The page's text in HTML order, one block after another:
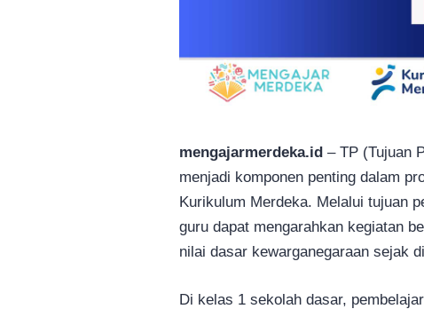
mengajarmerdeka.id – TP (Tujuan
menjadi komponen penting dalam
Kurikulum Merdeka. Melalui tujuan
guru dapat mengarahkan kegiatan
nilai dasar kewarganegaraan sejak
Di kelas 1 sekolah dasar,